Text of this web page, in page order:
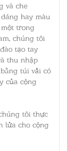
và che
hay màu
trong
chúng tôi
tạo tay
thu nhập
túi vải có
của cộng
tôi thực
lửa cho cộng